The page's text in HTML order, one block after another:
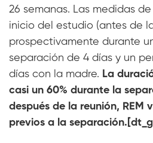
26 semanas. Las medidas
inicio del estudio (antes de
prospectivamente durante
separación de 4 días y un
días con la madre. La
casi un 60% durante la
después de la reunión, REM
previos a la